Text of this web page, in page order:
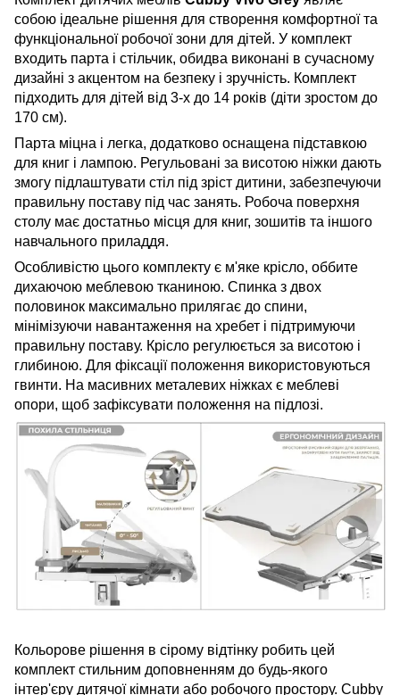
собою ідеальне рішення для створення комфортної та
функціональної робочої зони для дітей. У комплект
входить парта і стільчик, обидва виконані в сучасному
дизайні з акцентом на безпеку і зручність. Комплект
підходить для дітей від 3-х до 14 років (діти зростом до
170 см).
Парта міцна і легка, додатково оснащена підставкою
для книг і лампою. Регульовані за висотою ніжки дають
змогу підлаштувати стіл під зріст дитини, забезпечуючи
правильну поставу під час занять. Робоча поверхня
столу має достатньо місця для книг, зошитів та іншого
навчального приладдя.
Особливістю цього комплекту є м'яке крісло, оббите
дихаючою меблевою тканиною. Спинка з двох
половинок максимально прилягає до спини,
мінімізуючи навантаження на хребет і підтримуючи
правильну поставу. Крісло регулюється за висотою і
глибиною. Для фіксації положення використовуються
гвинти. На масивних металевих ніжках є меблеві
опори, щоб зафіксувати положення на підлозі.
Кольорове рішення в сірому відтінку робить цей
комплект стильним доповненням до будь-якого
інтер'єру дитячої кімнати або робочого простору. Cubby